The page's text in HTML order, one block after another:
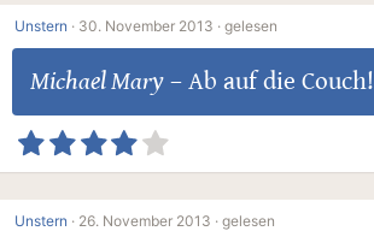
Unstern · 30. November 2013 · gelesen
Michael Mary– Ab auf die Couch!
Unstern · 26. November 2013 · gelesen